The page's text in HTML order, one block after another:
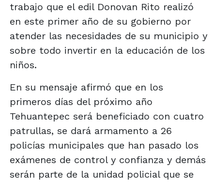
trabajo que el edil Donovan Rito realizó
en este primer año de su gobierno por
atender las necesidades de su municipio y
sobre todo invertir en la educación de los
niños.
En su mensaje afirmó que en los
primeros días del próximo año
Tehuantepec será beneficiado con cuatro
patrullas, se dará armamento a 26
policías municipales que han pasado los
exámenes de control y confianza y demás
serán parte de la unidad policial que se